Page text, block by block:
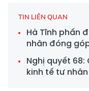
TIN LIÊN QUAN
Hà Tĩnh phấn
nhân đóng
Nghị quyết
kinh tế tư nhân